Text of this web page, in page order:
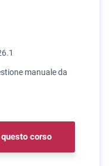
manuale da
corso